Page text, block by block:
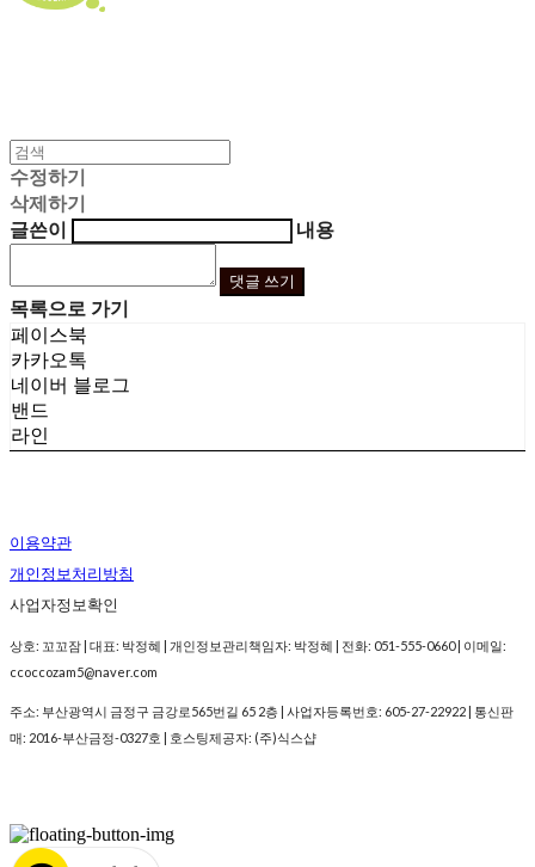
수정하기
삭제하기
글쓴이
내용
댓글 쓰기
목록으로 가기
페이스북
카카오톡
네이버 블로그
밴드
라인
이용약관
개인정보처리방침
사업자정보확인
상호: 꼬꼬잠 | 대표: 박정혜 | 개인정보관리책임자: 박정혜 | 전화: 051-555-0660 | 이메일:
ccoccozam5@naver.com
주소: 부산광역시 금정구 금강로565번길 65 2층 | 사업자등록번호: 605-27-22922 | 통신판
매: 2016-부산금정-0327호 | 호스팅제공자: (주)식스샵